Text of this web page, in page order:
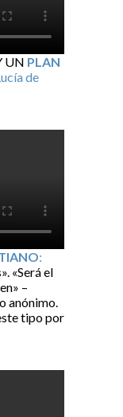
UN PLAN
de
:
». «Será el
–
anónimo.
tipo por